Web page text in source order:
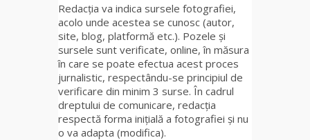
Redacția va indica sursele fotografiei,
acolo unde acestea se cunosc (autor,
site, blog, platformă etc.). Pozele și
sursele sunt verificate, online, în măsura
în care se poate efectua acest proces
jurnalistic, respectându-se principiul de
verificare din minim 3 surse. În cadrul
dreptului de comunicare, redacția
respectă forma inițială a fotografiei și nu
o va adapta (modifica).